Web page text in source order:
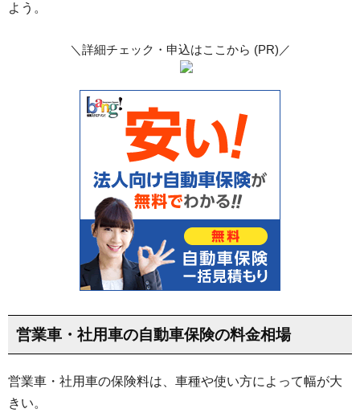
よう。
＼詳細チェック・申込はここから (PR)／
営業車・社用車の自動車保険の料金相場
営業車・社用車の保険料は、車種や使い方によって幅が大
きい。